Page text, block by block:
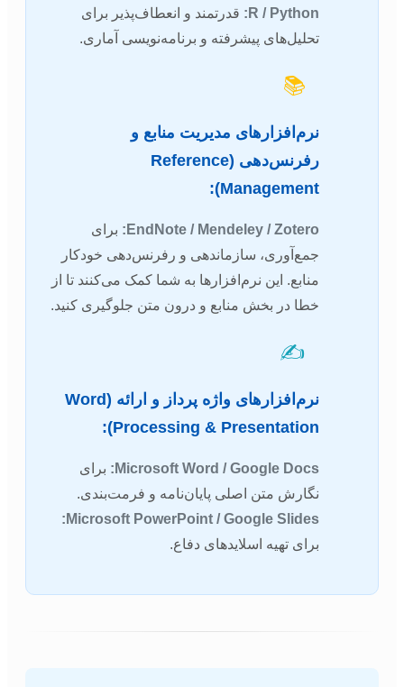
R / Python:
قدرتمند و انعطاف‌پذیر برای
تحلیل‌های پیشرفته و برنامه‌نویسی آماری.
📚
نرم‌افزارهای مدیریت منابع و
رفرنس‌دهی (Reference
Management):
EndNote / Mendeley / Zotero:
برای
جمع‌آوری، سازماندهی و رفرنس‌دهی خودکار
منابع. این نرم‌افزارها به شما کمک می‌کنند تا از
خطا در بخش منابع و درون متن جلوگیری کنید.
✍️
نرم‌افزارهای واژه پرداز و ارائه (Word
Processing & Presentation):
Microsoft Word / Google Docs:
برای
نگارش متن اصلی پایان‌نامه و فرمت‌بندی.
Microsoft PowerPoint / Google Slides:
برای تهیه اسلایدهای دفاع.